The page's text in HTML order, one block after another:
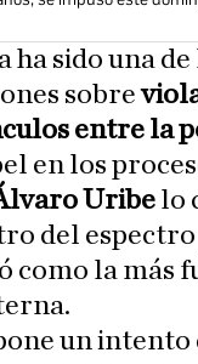
ha sido una
sobre
entre la
en los
Uribe lo
del espectro
como la más
un